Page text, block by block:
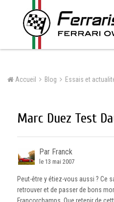
Accueil Blog Essais et
Marc Duez Test
Par Franck
le 13 mai 2007
Peut-être y étiez-vous aussi ? Ce
retrouver et de passer de bons
Francorchamps. Que retenir de